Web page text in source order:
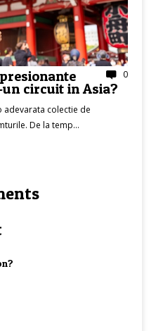
0
circuit in Asia?
adevarata colectie de
De la temp...